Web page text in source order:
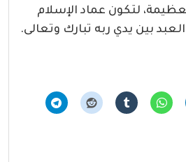
لتكون عماد الإسلام
بين يدي ربه تبارك وتعالى.